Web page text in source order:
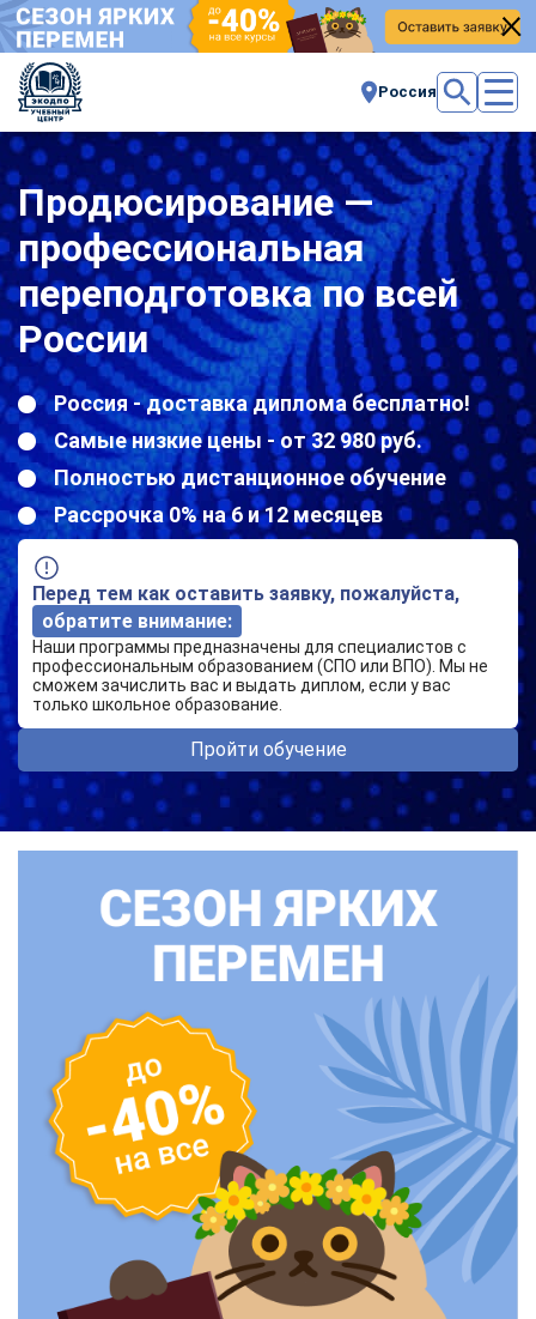
Россия
Продюсирование —
профессиональная
переподготовка по всей
России
Россия - доставка диплома бесплатно!
Самые низкие цены - от 32 980 руб.
Полностью дистанционное обучение
Рассрочка 0% на 6 и 12 месяцев
Перед тем как оставить заявку, пожалуйста,
обратите внимание:
Наши программы предназначены для специалистов с
профессиональным образованием (СПО или ВПО). Мы не
сможем зачислить вас и выдать диплом, если у вас
только школьное образование.
Пройти обучение